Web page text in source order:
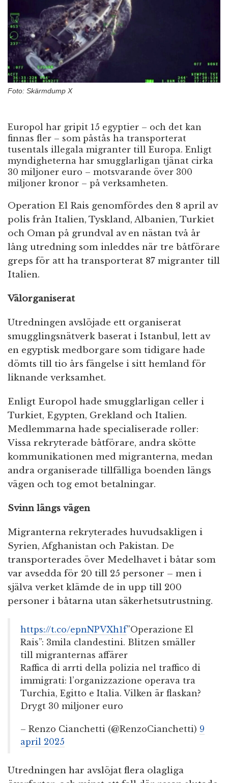
Foto: Skärmdump X
Europol har gripit 15 egyptier – och det kan
finnas fler – som påstås ha transporterat
tusentals illegala migranter till Europa. Enligt
myndigheterna har smugglarligan tjänat cirka
30 miljoner euro – motsvarande över 300
miljoner kronor – på verksamheten.
Operation El Rais genomfördes den 8 april av
polis från Italien, Tyskland, Albanien, Turkiet
och Oman på grundval av en nästan två år
lång utredning som inleddes när tre båtförare
greps för att ha transporterat 87 migranter till
Italien.
Välorganiserat
Utredningen avslöjade ett organiserat
smugglingsnätverk baserat i Istanbul, lett av
en egyptisk medborgare som tidigare hade
dömts till tio års fängelse i sitt hemland för
liknande verksamhet.
Enligt Europol hade smugglarligan celler i
Turkiet, Egypten, Grekland och Italien.
Medlemmarna hade specialiserade roller:
Vissa rekryterade båtförare, andra skötte
kommunikationen med migranterna, medan
andra organiserade tillfälliga boenden längs
vägen och tog emot betalningar.
Svinn längs vägen
Migranterna rekryterades huvudsakligen i
Syrien, Afghanistan och Pakistan. De
transporterades över Medelhavet i båtar som
var avsedda för 20 till 25 personer – men i
själva verket klämde de in upp till 200
personer i båtarna utan säkerhetsutrustning.
https://t.co/epnNPVXh1f”Operazione El
Rais”: 3mila clandestini. Blitzen smäller
till migranternas affärer
Raffica di arrti della polizia nel traffico di
immigrati: l’organizzazione operava tra
Turchia, Egitto e Italia. Vilken är flaskan?
Drygt 30 miljoner euro
– Renzo Cianchetti (@RenzoCianchetti) 9
april 2025
Utredningen har avslöjat flera olagliga